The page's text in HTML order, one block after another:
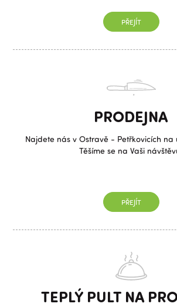
PŘEJÍT
PRODEJNA
Najdete nás v Ostravě - Petřkovicích na
Těšíme se na Vaši
PŘEJÍT
TEPLÝ PULT NA